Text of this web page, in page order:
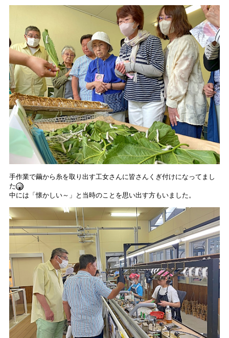
手作業で繭から糸を取り出す工女さんに皆さんくぎ付けになってまし
た
中には「懐かしい～」と当時のことを思い出す方もいました。